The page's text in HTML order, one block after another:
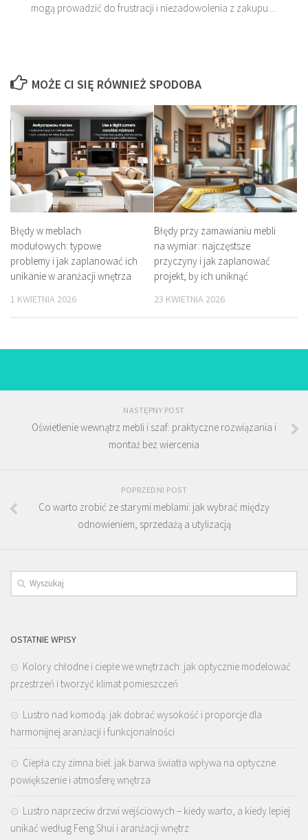
mogą prowadzić do frustracji i niezadowolenia z zakupu....
MOŻE CI SIĘ RÓWNIEŻ SPODOBA
Błędy w meblach
modułowych: typowe
problemy i jak zaplanować ich
unikanie w aranżacji wnętrza
1 KWIETNIA 2026
Błędy przy zamawianiu mebli
na wymiar: najczęstsze
przyczyny i jak zaplanować
projekt, by ich uniknąć
23 KWIETNIA 2026
NASTĘPNY POST
Oświetlenie wewnątrz mebli i szaf: praktyczne rozwiązania i
montaż bez wiercenia
POPRZEDNI POST
Co warto zrobić ze starymi meblami: jak wybrać między
odnowieniem, sprzedażą a utylizacją
OSTATNIE WPISY
Kolory chłodne i ciepłe we wnętrzach: jak optycznie modelować
przestrzeń i tworzyć klimat pomieszczeń
Lustro nad komodą: jak dobrać wysokość i proporcje dla
harmonijnej aranżacji i funkcjonalności
Ciepła czy zimna biel: jak barwa światła wpływa na optyczne
powiększenie i atmosferę wnętrza
Lustro naprzeciw drzwi wejściowych – kiedy warto, a kiedy lepiej
unikać według Feng Shui i aranżacji wnętrz